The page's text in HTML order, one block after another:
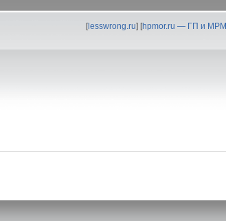
[lesswrong.ru] [hpmor.ru — ГП и МРМ